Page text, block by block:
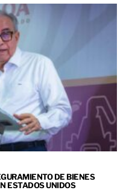
DE BIENES
ESTADOS UNIDOS